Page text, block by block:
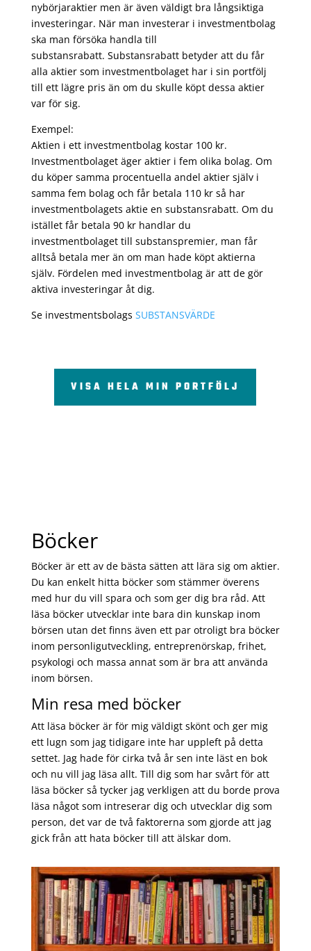
nybörjaraktier men är även väldigt bra långsiktiga
investeringar. När man investerar i investmentbolag
ska man försöka handla till
substansrabatt. Substansrabatt betyder att du får
alla aktier som investmentbolaget har i sin portfölj
till ett lägre pris än om du skulle köpt dessa aktier
var för sig.
Exempel:
Aktien i ett investmentbolag kostar 100 kr.
Investmentbolaget äger aktier i fem olika bolag. Om
du köper samma procentuella andel aktier själv i
samma fem bolag och får betala 110 kr så har
investmentbolagets aktie en substansrabatt. Om du
istället får betala 90 kr handlar du
investmentbolaget till substanspremier, man får
alltså betala mer än om man hade köpt aktierna
själv. Fördelen med investmentbolag är att de gör
aktiva investeringar åt dig.
Se investmentsbolags SUBSTANSVÄRDE
VISA HELA MIN PORTFÖLJ
Böcker
Böcker är ett av de bästa sätten att lära sig om aktier.
Du kan enkelt hitta böcker som stämmer överens
med hur du vill spara och som ger dig bra råd. Att
läsa böcker utvecklar inte bara din kunskap inom
börsen utan det finns även ett par otroligt bra böcker
inom personligutveckling, entreprenörskap, frihet,
psykologi och massa annat som är bra att använda
inom börsen.
Min resa med böcker
Att läsa böcker är för mig väldigt skönt och ger mig
ett lugn som jag tidigare inte har uppleft på detta
settet. Jag hade för cirka två år sen inte läst en bok
och nu vill jag läsa allt. Till dig som har svårt för att
läsa böcker så tycker jag verkligen att du borde prova
läsa något som intreserar dig och utvecklar dig som
person, det var de två faktorerna som gjorde att jag
gick från att hata böcker till att älskar dom.